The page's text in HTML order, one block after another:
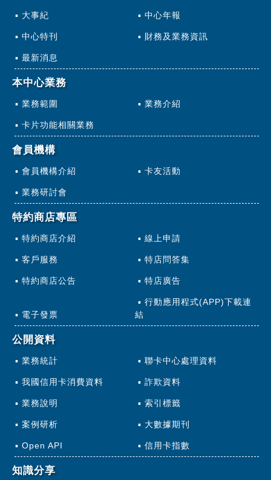
大事紀 中心年報
中心特刊 財務及業務資訊
最新消息
本中心業務
業務範圍 業務介紹
卡片功能相關業務
會員機構
會員機構介紹 卡友活動
業務研討會
特約商店專區
特約商店介紹 線上申請
客戶服務 特店問答集
特約商店公告 特店廣告
電子發票
行動應用程式(APP)下載連
結
公開資料
業務統計 聯卡中心處理資料
我國信用卡消費資料 詐欺資料
業務說明 索引標籤
案例研析 大數據期刊
Open API 信用卡指數
知識分享